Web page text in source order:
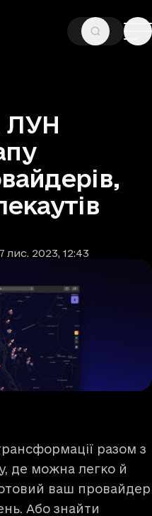
ЛУН
лис. 2023, 12:43
разом з
, де можна легко й
ваш провайдер
Або знайти